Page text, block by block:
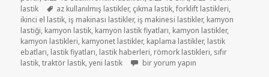
lastik
Etiketler
az kullanılmış lastikler, çıkma lastik,forklift lastikleri,
ikinci el lastik, iş makinası lastikler, iş makinesi lastikler, kamyon
lastiği, kamyon lastik, kamyon lastik fiyatları, kamyon lastikler,
kamyon lastikleri, kamyonet lastikler, kaplama lastikler, lastik
ebatları, lastik fiyatları, lastik haberleri, römork lastikleri, sıfır
lastik,traktör lastik,yeni lastik 8.25R15 ÖN TİPİ İKİNCİ EL ÇIKMA
bir yorum yapın